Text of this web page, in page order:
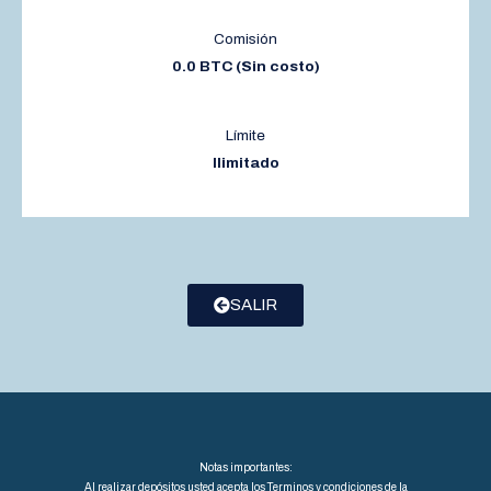
Comisión
0.0 BTC (Sin costo)
Límite
Ilimitado
SALIR
Notas importantes:
Al realizar depósitos usted acepta los Terminos y condiciones de la